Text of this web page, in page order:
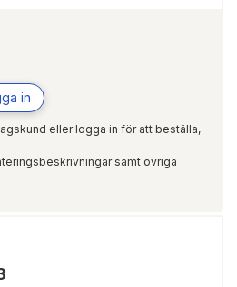
in
eller logga in för att beställa,
samt övriga